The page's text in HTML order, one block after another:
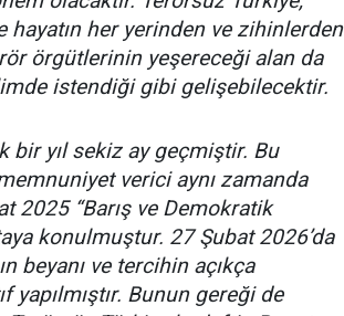
her yerinden ve zihinlerden
örgütlerinin yeşereceği alan da
istendiği gibi gelişebilecektir.
bir yıl sekiz ay geçmiştir. Bu
verici aynı zamanda
2025 “Barış ve Demokratik
konulmuştur. 27 Şubat 2026’da
beyanı ve tercihin açıkça
yapılmıştır. Bunun gereği de